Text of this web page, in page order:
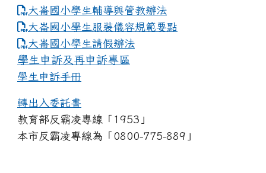
大崙國小學生輔導與管教辦法
大崙國小學生服裝儀容規範要點
link to https://www.dles.tyc.edu.tw/uploads/
大崙國小學生請假辦法
學生申訴及再申訴專區
學生申訴手冊
轉出入委託書
教育部反霸凌專線「1953」
本市反霸凌專線為「0800-775-889」